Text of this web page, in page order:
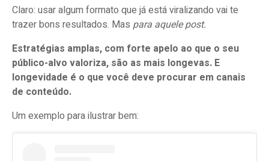
Claro: usar algum formato que já está viralizando vai te
trazer bons resultados. Mas para aquele post.
Estratégias amplas, com forte apelo ao que o seu
público-alvo valoriza, são as mais longevas. E
longevidade é o que você deve procurar em canais
de conteúdo.
Um exemplo para ilustrar bem: